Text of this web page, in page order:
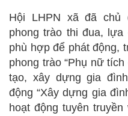
Hội LHPN xã đã chủ
phong trào thi đua,
phù hợp để phát động,
phong trào “Phụ nữ
tạo, xây dựng gia
động “Xây dựng gia
hoạt động tuyên